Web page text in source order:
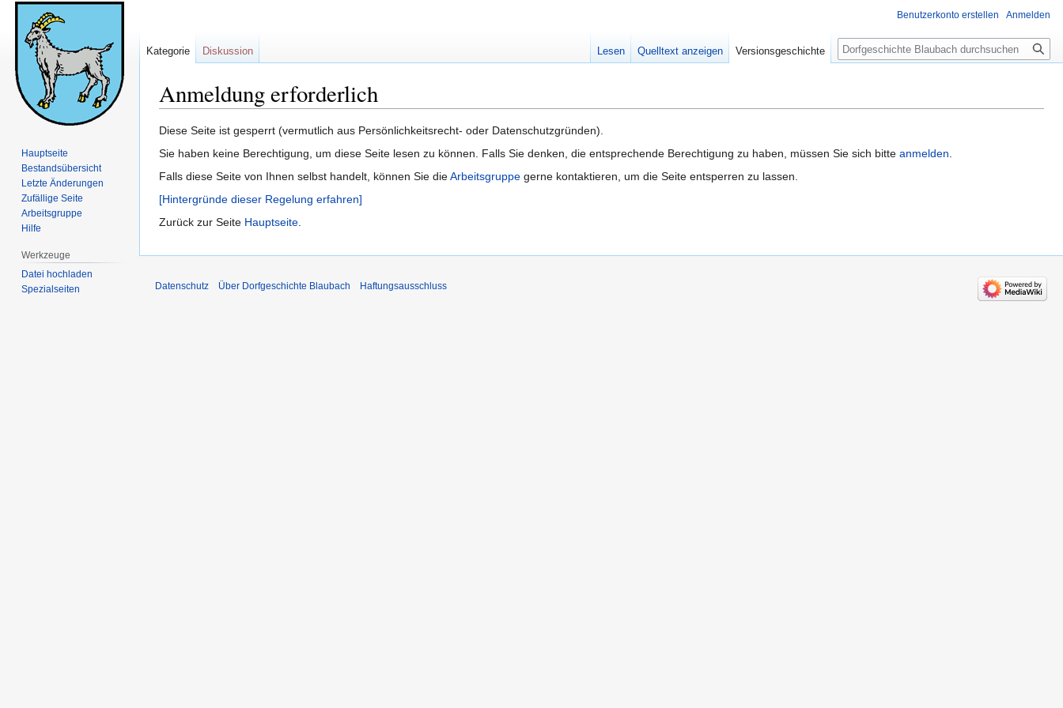
Anmeldung erforderlich
Zur
Navigation
Zur
Suche
Diese Seite ist gesperrt (vermutlich aus Persönlichkeitsrecht- oder Datenschutzgründen).
Sie haben keine Berechtigung, um diese Seite lesen zu können. Falls Sie denken, die entsprechende Berechtigung zu haben, müssen Sie sich bitte anmelden.
Falls diese Seite von Ihnen selbst handelt, können Sie dieArbeitsgruppe gerne kontaktieren, um die Seite entsperren zu lassen.
[Hintergründe dieser Regelung erfahren]
Zurück zur Seite Hauptseite.
Benutzerkonto erstellen Anmelden
Kategorie Diskussion Lesen Quelltext anzeigen Versionsgeschichte Suche
Hauptseite
Bestandsübersicht
Letzte Änderungen
Zufällige Seite
Arbeitsgruppe
Hilfe
Werkzeuge
Datei hochladen
Spezialseiten
Datenschutz Über Dorfgeschichte Blaubach Haftungsausschluss